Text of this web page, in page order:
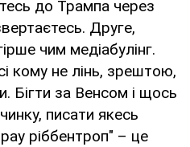
до Трампа через
Друге,
чим медіабулінг.
кому не лінь, зрештою,
Бігти за Венсом і щось
писати якесь
ріббентроп" – це